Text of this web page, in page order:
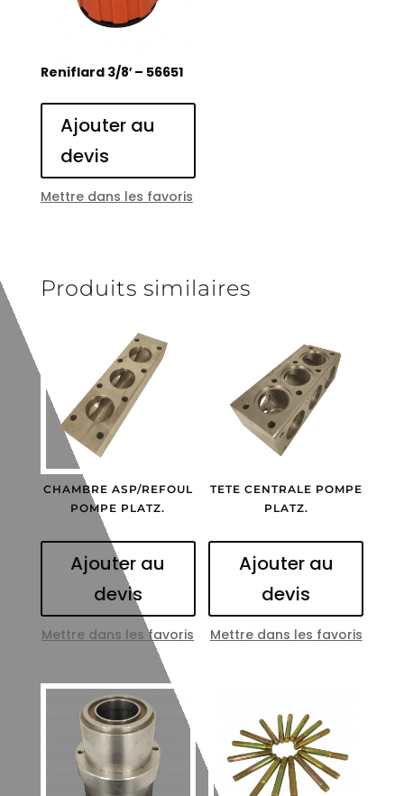
Reniflard 3/8′ – 56651
Ajouter au
devis
Mettre dans les favoris
Produits similaires
CHAMBRE ASP/REFOUL
POMPE PLATZ.
Ajouter au
devis
Mettre dans les favoris
TETE CENTRALE POMPE
PLATZ.
Ajouter au
devis
Mettre dans les favoris